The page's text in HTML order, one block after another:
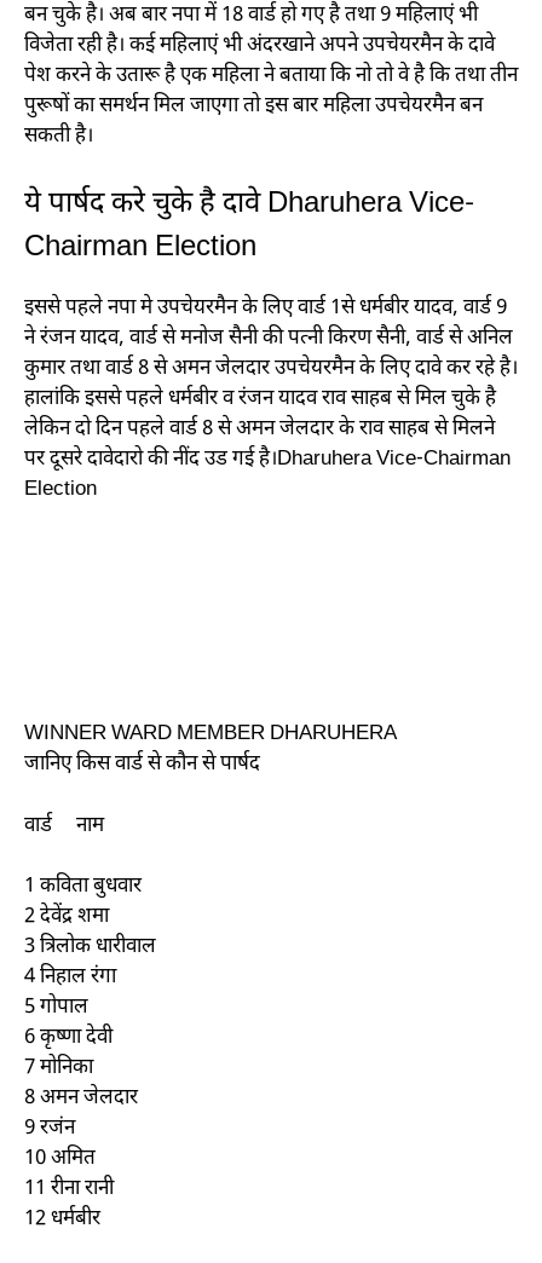
बन चुके है। अब बार नपा में 18 वार्ड हो गए है तथा 9 महिलाएं भी
विजेता रही है। कई महिलाएं भी अंदरखाने अपने उपचेयरमैन के दावे
पेश करने के उतारू है एक महिला ने बताया कि नो तो वे है कि तथा तीन
पुरूषों का समर्थन मिल जाएगा तो इस बार महिला उपचेयरमैन बन
सकती है।
ये पार्षद करे चुके है दावे Dharuhera Vice-
Chairman Election
इससे पहले नपा मे उपचेयरमैन के लिए वार्ड 1से धर्मबीर यादव, वार्ड 9
ने रंजन यादव, वार्ड से मनोज सैनी की पत्नी किरण सैनी, वार्ड से अनिल
कुमार तथा वार्ड 8 से अमन जेलदार उपचेयरमैन के लिए दावे कर रहे है।
हालांकि इससे पहले धर्मबीर व रंजन यादव राव साहब से मिल चुके है
लेकिन दो दिन पहले वार्ड 8 से अमन जेलदार के राव साहब से मिलने
पर दूसरे दावेदारो की नींद उड गई है।Dharuhera Vice-Chairman
Election
WINNER WARD MEMBER DHARUHERA
जानिए किस वार्ड से कौन से पार्षद
वार्ड नाम
1 कविता बुधवार
2 देवेंद्र शमा
3 त्रिलोक धारीवाल
4 निहाल रंगा
5 गोपाल
6 कृष्णा देवी
7 मोनिका
8 अमन जेलदार
9 रजंन
10 अमित
11 रीना रानी
12 धर्मबीर